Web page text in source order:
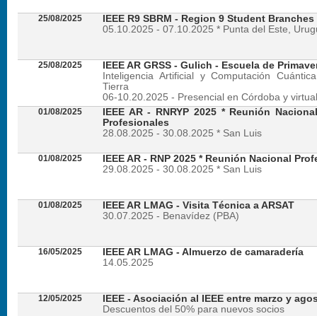
25/08/2025
IEEE R9 SBRM - Region 9 Student
05.10.2025 - 07.10.2025 * Punta del Este,
25/08/2025
IEEE AR GRSS - Gulich - Escuela de
Inteligencia Artificial y Computación
Tierra
06-10.20.2025 - Presencial en Córdoba y virtual
01/08/2025
IEEE AR - RNRYP 2025 * Reunión
Profesionales
28.08.2025 - 30.08.2025 * San Luis
01/08/2025
IEEE AR - RNP 2025 * Reunión Nacional
29.08.2025 - 30.08.2025 * San Luis
01/08/2025
IEEE AR LMAG - Visita Técnica a ARSAT
30.07.2025 - Benavídez (PBA)
16/05/2025
IEEE AR LMAG - Almuerzo de camaradería
14.05.2025
12/05/2025
IEEE - Asociación al IEEE entre marzo y
Descuentos del 50% para nuevos socios